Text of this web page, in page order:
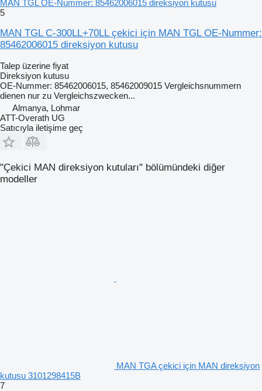
MAN TGL OE-Nummer: 85462006015 direksiyon kutusu
5
MAN TGL C-300LL+70LL çekici için MAN TGL OE-Nummer:
85462006015 direksiyon kutusu
Talep üzerine fiyat
Direksiyon kutusu
OE-Nummer: 85462006015, 85462009015 Vergleichsnummern
dienen nur zu Vergleichszwecken...
Almanya, Lohmar
ATT-Overath UG
Satıcıyla iletişime geç
"Çekici MAN direksiyon kutuları" bölümündeki diğer
modeller
MAN TGA çekici için MAN direksiyon
kutusu 3101298415B
7